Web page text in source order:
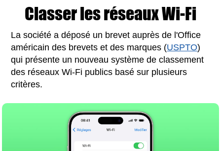
Classer les réseaux Wi-Fi
La société a déposé un brevet auprès de l'Office
américain des brevets et des marques (USPTO)
qui présente un nouveau système de classement
des réseaux Wi-Fi publics basé sur plusieurs
critères.